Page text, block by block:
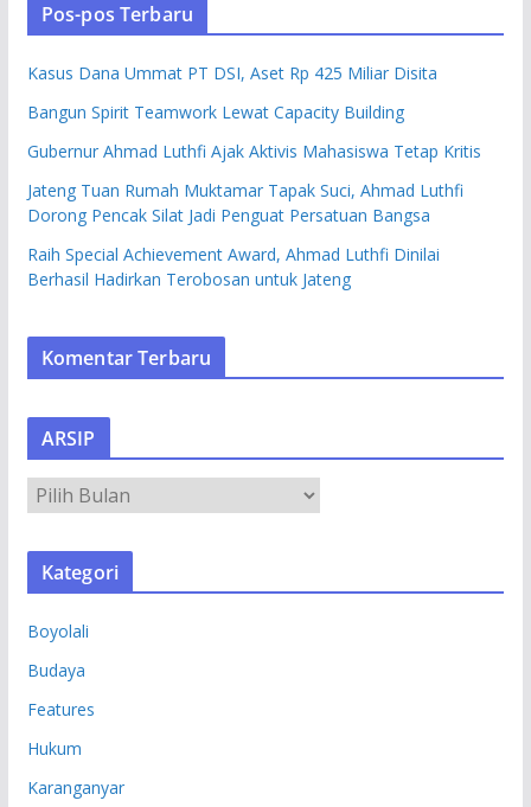
Pos-pos Terbaru
Kasus Dana Ummat PT DSI, Aset Rp 425 Miliar Disita
Bangun Spirit Teamwork Lewat Capacity Building
Gubernur Ahmad Luthfi Ajak Aktivis Mahasiswa Tetap Kritis
Jateng Tuan Rumah Muktamar Tapak Suci, Ahmad Luthfi
Dorong Pencak Silat Jadi Penguat Persatuan Bangsa
Raih Special Achievement Award, Ahmad Luthfi Dinilai
Berhasil Hadirkan Terobosan untuk Jateng
Komentar Terbaru
ARSIP
R
S
Kategori
Boyolali
Budaya
Features
Hukum
Karanganyar